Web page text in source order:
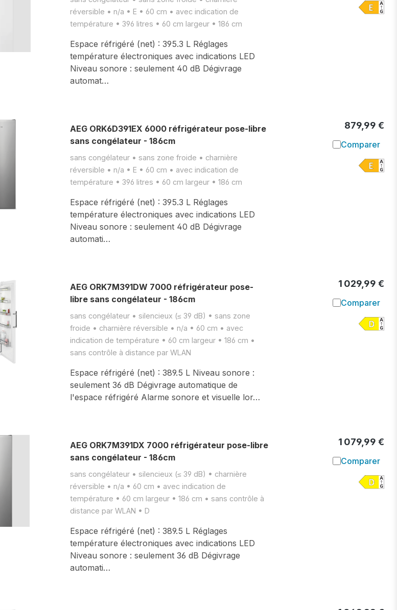
réversible • n/a • E • 60 cm • avec indication de
température • 396 litres • 60 cm largeur • 186 cm
Espace réfrigéré (net) : 395.3 L Réglages
température électroniques avec indications LED
Niveau sonore : seulement 40 dB Dégivrage
automat…
AEG ORK6D391EX 6000 réfrigérateur pose-libre
sans congélateur - 186cm
sans congélateur • sans zone froide • charnière
réversible • n/a • E • 60 cm • avec indication de
température • 396 litres • 60 cm largeur • 186 cm
Espace réfrigéré (net) : 395.3 L Réglages
température électroniques avec indications LED
Niveau sonore : seulement 40 dB Dégivrage
automati…
879,99 €
Comparer
Ajouter à
AEG ORK7M391DW 7000 réfrigérateur pose-
libre sans congélateur - 186cm
sans congélateur • silencieux (≤ 39 dB) • sans zone
froide • charnière réversible • n/a • 60 cm • avec
indication de température • 60 cm largeur • 186 cm •
sans contrôle à distance par WLAN
Espace réfrigéré (net) : 389.5 L Niveau sonore :
seulement 36 dB Dégivrage automatique de
l'espace réfrigéré Alarme sonore et visuelle lor…
1 029,99 €
Comparer
Ajouter à
AEG ORK7M391DX 7000 réfrigérateur pose-libre
sans congélateur - 186cm
sans congélateur • silencieux (≤ 39 dB) • charnière
réversible • n/a • 60 cm • avec indication de
température • 60 cm largeur • 186 cm • sans contrôle à
distance par WLAN • D
Espace réfrigéré (net) : 389.5 L Réglages
température électroniques avec indications LED
Niveau sonore : seulement 36 dB Dégivrage
automati…
1 079,99 €
Comparer
Ajouter à